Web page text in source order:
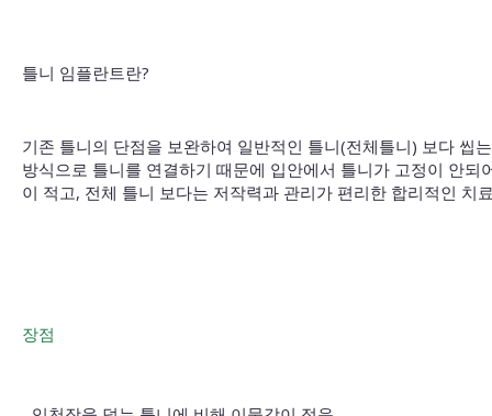
틀니 임플란트란?
기존 틀니의 단점을 보완하여 일반적인 틀니(전체틀니) 보다 씹
방식으로 틀니를 연결하기 때문에 입안에서 틀니가 고정이 안
이 적고, 전체 틀니 보다는 저작력과 관리가 편리한 합리적인 치
장점